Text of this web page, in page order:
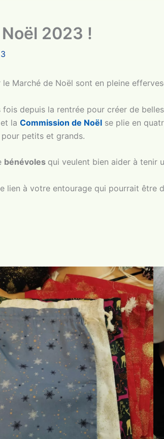
2023 !
Marché de Noël sont en pleine
fois depuis la rentrée pour créer de
la Commission de Noël se plie en
petits et grands.
bénévoles qui veulent bien aider à tenir
lien à votre entourage qui pourrait être